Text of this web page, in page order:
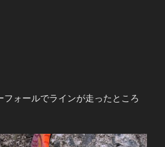
フォールでラインが走ったところ